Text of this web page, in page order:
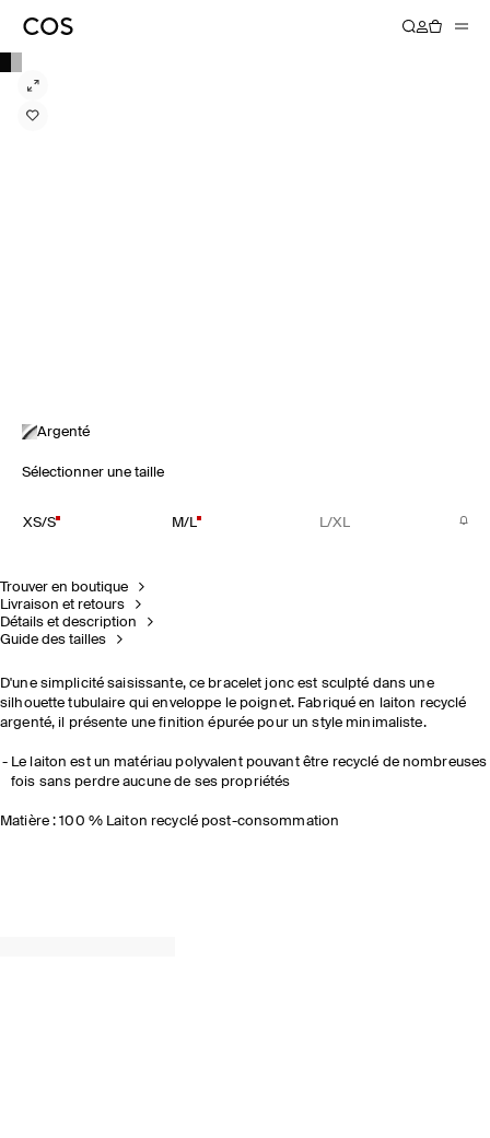
Argenté
Sélectionner une taille
XS/S M/L L/XL
Trouver en boutique
Livraison et retours
Détails et description
Guide des tailles
D'une simplicité saisissante, ce bracelet jonc est sculpté dans une
silhouette tubulaire qui enveloppe le poignet. Fabriqué en laiton recyclé
argenté, il présente une finition épurée pour un style minimaliste.
Le laiton est un matériau polyvalent pouvant être recyclé de nombreuses
fois sans perdre aucune de ses propriétés
Matière : 100 % Laiton recyclé post-consommation